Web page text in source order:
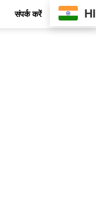
संपर्क करें HI